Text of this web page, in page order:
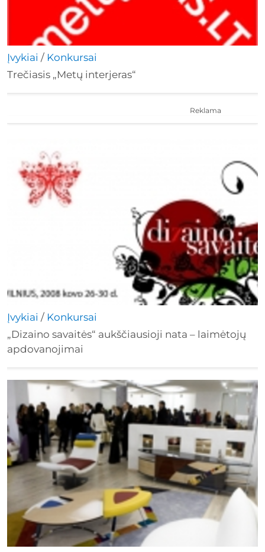
Įvykiai / Konkursai
Trečiasis „Metų interjeras“
Įvykiai / Konkursai
„Dizaino savaitės“ aukščiausioji nata – laimėtojų
apdovanojimai
Reklama